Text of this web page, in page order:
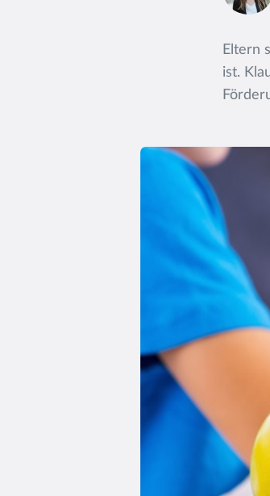
Eltern
ist.